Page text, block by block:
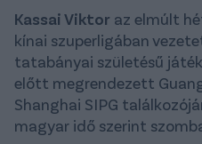
Kassai Viktor az elmúlt
kínai szuperligában
tatabányai születésű
előtt megrendezett
Shanghai SIPG
magyar idő szerint